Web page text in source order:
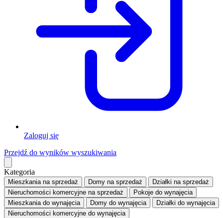
Zaloguj się
Przejdź do wyników wyszukiwania
Kategoria
Mieszkaniana sprzedaż Domy na sprzedaż Działki na sprzedaż
Nieruchomości komercyjne na sprzedaż Pokoje do wynajęcia
Mieszkaniado wynajęcia Domy do wynajęcia Działki do wynajęcia
Nieruchomości komercyjne do wynajęcia